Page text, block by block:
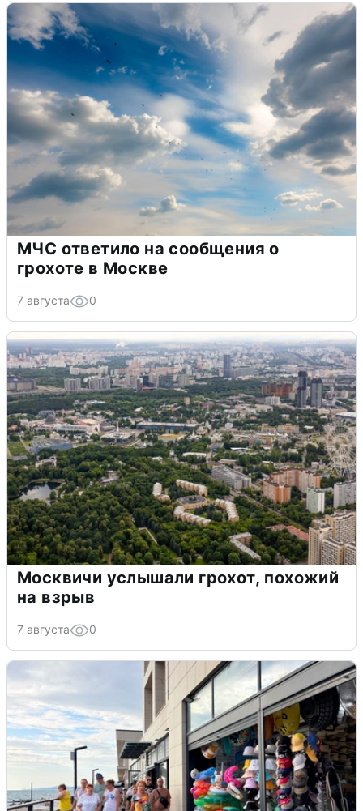
МЧС ответило на сообщения о
грохоте в Москве
7 августа 0
Москвичи услышали грохот, похожий
на взрыв
7 августа 0